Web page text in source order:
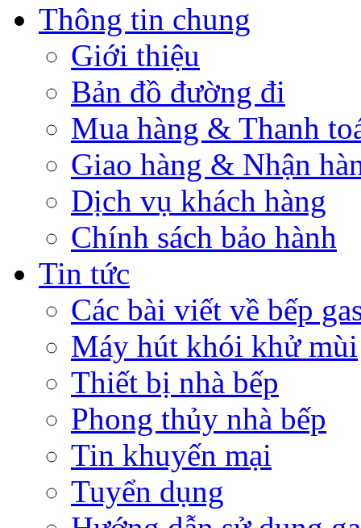
Thông tin chung
Giới thiệu
Bản đồ đường đi
Mua hàng & Thanh
Giao hàng & Nhận
Dịch vụ khách hàng
Chính sách bảo hành
Tin tức
Các bài viết về bếp
Máy hút khói khử mùi
Thiết bị nhà bếp
Phong thủy nhà bếp
Tin khuyến mại
Tuyển dụng